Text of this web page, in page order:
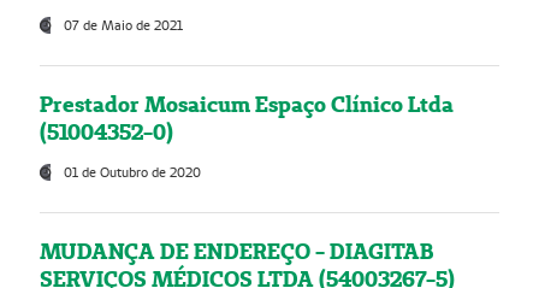
07 de Maio de 2021
Prestador Mosaicum Espaço Clínico Ltda
(51004352-0)
01 de Outubro de 2020
MUDANÇA DE ENDEREÇO - DIAGITAB
SERVIÇOS MÉDICOS LTDA (54003267-5)